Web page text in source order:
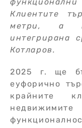
Клиентите
метри, а
интегрирана
Котларов.
2025 г. ще
еуфорично
крайните